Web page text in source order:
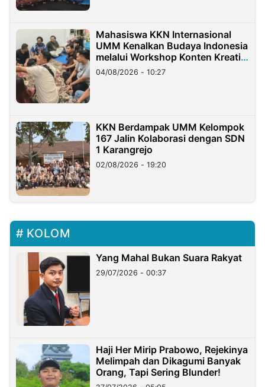
Mahasiswa KKN Internasional
UMM Kenalkan Budaya Indonesia
melalui Workshop Konten Kreatif
di Taiwan
04/08/2026 - 10:27
KKN Berdampak UMM Kelompok
167 Jalin Kolaborasi dengan SDN
1 Karangrejo
02/08/2026 - 19:20
KOLOM
Yang Mahal Bukan Suara Rakyat
29/07/2026 - 00:37
Haji Her Mirip Prabowo, Rejekinya
Melimpah dan Dikagumi Banyak
Orang, Tapi Sering Blunder!